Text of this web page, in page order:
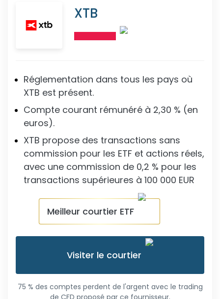
XTB
Réglementation dans tous les pays où
XTB est présent.
Compte courant rémunéré à 2,30 % (en
euros).
XTB propose des transactions sans
commission pour les ETF et actions réels,
avec une commission de 0,2 % pour les
transactions supérieures à 100 000 EUR
Meilleur courtier ETF
Visiter le courtier
75 % des comptes perdent de l'argent avec le trading
de CFD proposé par ce fournisseur.